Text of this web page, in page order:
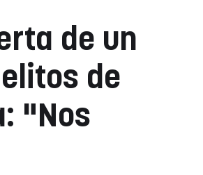
de un
de
"Nos